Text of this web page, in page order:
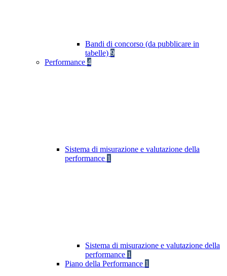
Bandi di concorso (da pubblicare in
tabelle) 9
Performance 4
Sistema di misurazione e valutazione della
performance 1
Sistema di misurazione e valutazione della
performance 1
Piano della Performance 1